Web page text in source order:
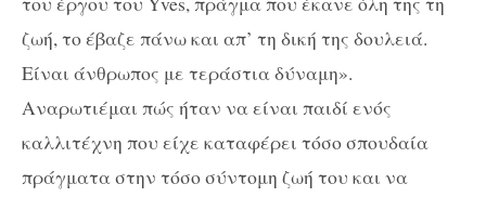
ζωή, το έβαζε πάνω και απ’ τη δική της δουλειά.
Είναι άνθρωπος με τεράστια δύναμη».
Αναρωτιέμαι πώς ήταν να είναι παιδί ενός
καλλιτέχνη που είχε καταφέρει τόσο σπουδαία
πράγματα στην τόσο σύντομη ζωή του και να